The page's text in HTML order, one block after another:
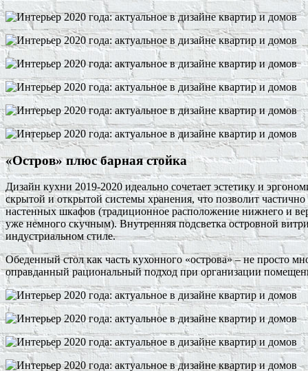
«Остров» плюс барная стойка
Дизайн кухни 2019-2020 идеально сочетает эстетику и
скрытой и открытой системы хранения, что позволит
настенных шкафов (традиционное расположение нижнего и
уже немного скучным). Внутренняя подсветка островной
индустриальном стиле.
Обеденный стол как часть кухонного «острова» – не просто
оправданный рациональный подход при организации